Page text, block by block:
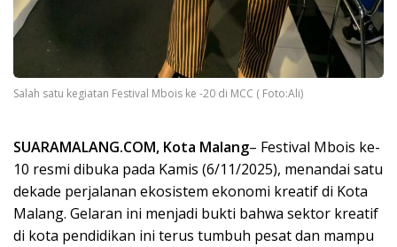
Salah satu kegiatan Festival Mbois ke -20 di MCC ( Foto:Ali)
SUARAMALANG.COM, Kota Malang– Festival Mbois ke-
10 resmi dibuka pada Kamis (6/11/2025), menandai satu
dekade perjalanan ekosistem ekonomi kreatif di Kota
Malang. Gelaran ini menjadi bukti bahwa sektor kreatif
di kota pendidikan ini terus tumbuh pesat dan mampu